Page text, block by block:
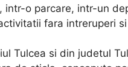
intr-o parcare, intr-un
fara intreruperi
Tulcea si din judetul